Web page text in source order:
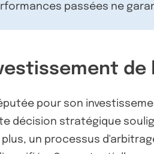
passées ne
de
pour son
décision stratégique
un processus